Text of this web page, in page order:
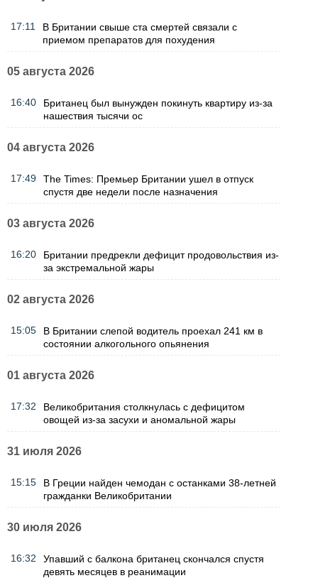
17:11
В Британии свыше ста смертей связали с
приемом препаратов для похудения
05 августа 2026
16:40
Британец был вынужден покинуть квартиру из-за
нашествия тысячи ос
04 августа 2026
17:49
The Times: Премьер Британии ушел в отпуск
спустя две недели после назначения
03 августа 2026
16:20
Британии предрекли дефицит продовольствия из-
за экстремальной жары
02 августа 2026
15:05
В Британии слепой водитель проехал 241 км в
состоянии алкогольного опьянения
01 августа 2026
17:32
Великобритания столкнулась с дефицитом
овощей из-за засухи и аномальной жары
31 июля 2026
15:15
В Греции найден чемодан с останками 38-летней
гражданки Великобритании
30 июля 2026
16:32
Упавший с балкона британец скончался спустя
девять месяцев в реанимации